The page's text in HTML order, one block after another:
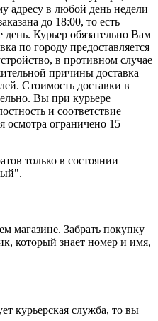
адресу в любой день недели
до 18:00, то есть
день. Курьер обязательно Вам
по городу предоставляется
в противном случае
причины доставка
Стоимость доставки в
Вы при курьере
и соответствие
осмотра ограничено 15
только в состоянии
магазине. Забрать покупку
который знает номер и имя,
курьерская служба, то вы